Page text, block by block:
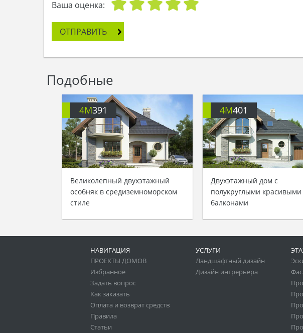
Ваша оценка:
ОТПРАВИТЬ
Подобные
4M391
Великолепный двухэтажный
особняк в средиземноморском
стиле
4M401
Двухэтажный дом с
полукруглыми красивыми
балконами
НАВИГАЦИЯ
ПРОЕКТЫ ДОМОВ
Избранное
Задать вопрос
Как заказать
Оплата и возврат средств
Правила
Статьи
УСЛУГИ
Ландшафтный дизайн
Дизайн интрерьера